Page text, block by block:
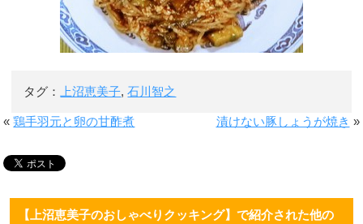
タグ： 上沼恵美子,石川智之
«鶏手羽元と卵の甘酢煮 漬けない豚しょうが焼き »
【上沼恵美子のおしゃべりクッキング】で紹介された他の